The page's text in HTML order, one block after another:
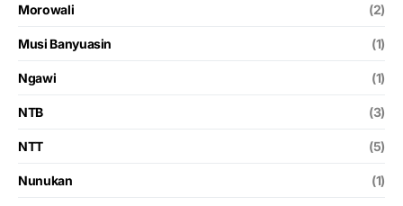
Morowali (2)
Musi Banyuasin (1)
Ngawi (1)
NTB (3)
NTT (5)
Nunukan (1)